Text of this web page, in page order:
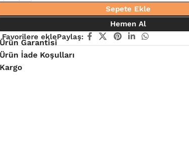
Sepete Ekle
Hemen Al
Favorilere eklePaylaş:
Ürün Garantisi
Ürün İade Koşulları
Kargo